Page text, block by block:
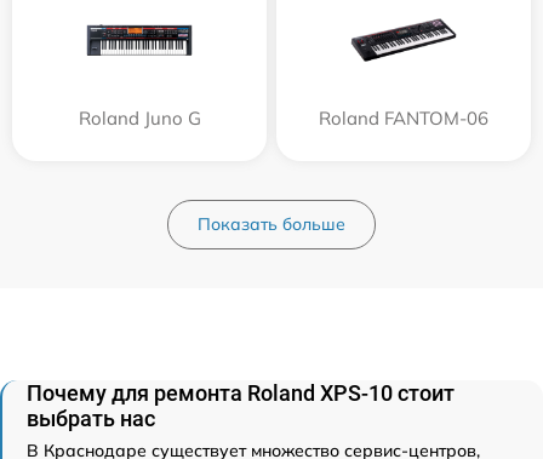
Roland Juno G Roland FANTOM-06
Показать больше
Почему для ремонта Roland XPS-10 стоит
выбрать нас
В Краснодаре существует множество сервис-центров,